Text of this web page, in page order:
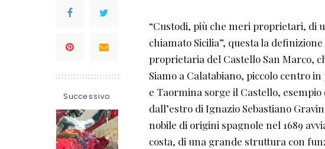
Successivo
“Custodi, più che meri proprietari, di
chiamato Sicilia”, questa la
proprietaria del Castello San Marco,
Siamo a Calatabiano, piccolo centro
e Taormina sorge il Castello,
dall’estro di Ignazio Sebastiano
nobile di origini spagnole nel 1689
costa, di una grande struttura con